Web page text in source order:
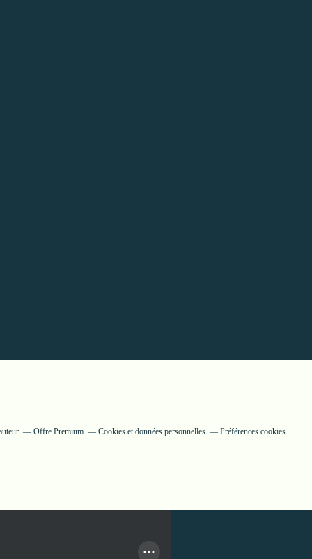
Offre Premium Cookies et données personnelles Préférences cookies